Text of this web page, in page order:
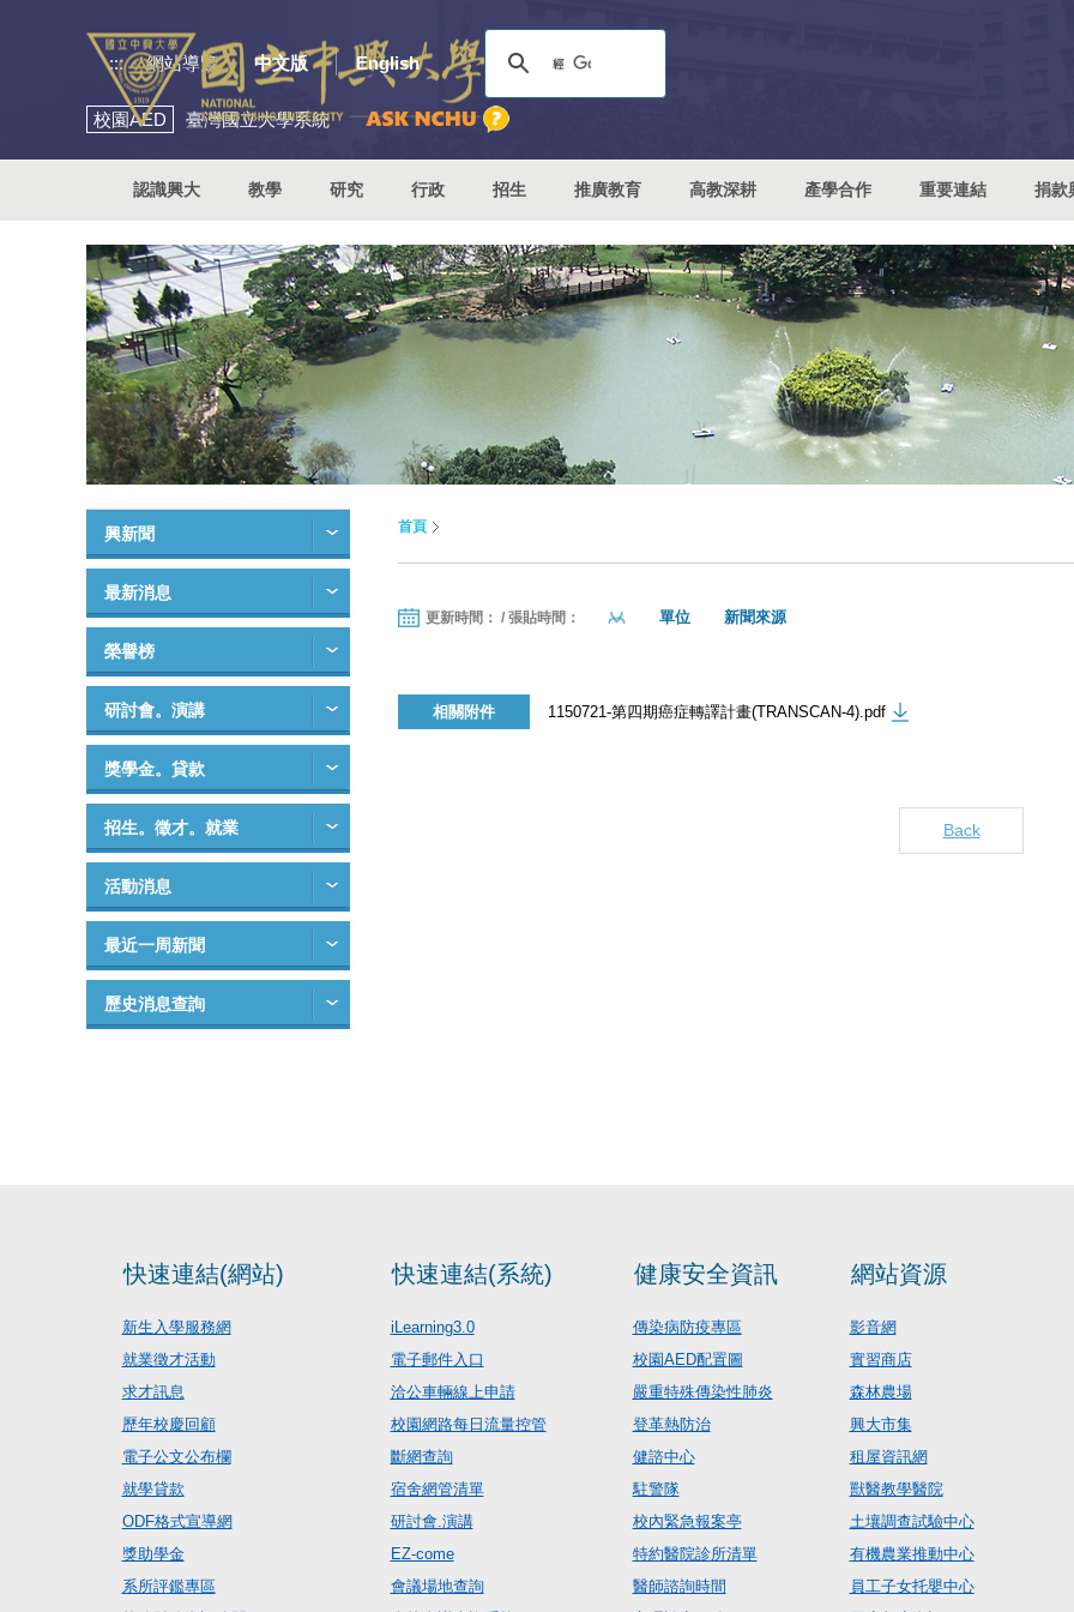
::: 網站導覽 中文版 English
校園AED 臺灣國立大學系統
認識興大 教學 研究 行政 招生 推廣教育 高教深耕 產學合作 重要連結 捐款
興新聞
最新消息
榮譽榜
研討會。演講
獎學金。貸款
招生。徵才。就業
活動消息
最近一周新聞
歷史消息查詢
首頁
更新時間： / 張貼時間： 單位 新聞來源
相關附件 1150721-第四期癌症轉譯計畫(TRANSCAN-4).pdf
Back
快速連結(網站)
新生入學服務網
就業徵才活動
求才訊息
歷年校慶回顧
電子公文公布欄
就學貸款
ODF格式宣導網
獎助學金
系所評鑑專區
快速連結(系統)
iLearning3.0
電子郵件入口
洽公車輛線上申請
校園網路每日流量控管
斷網查詢
宿舍網管清單
研討會.演講
EZ-come
會議場地查詢
健康安全資訊
傳染病防疫專區
校園AED配置圖
嚴重特殊傳染性肺炎
登革熱防治
健諮中心
駐警隊
校內緊急報案亭
特約醫院診所清單
醫師諮詢時間
網站資源
影音網
實習商店
森林農場
興大市集
租屋資訊網
獸醫教學醫院
土壤調查試驗中心
有機農業推動中心
員工子女托嬰中心